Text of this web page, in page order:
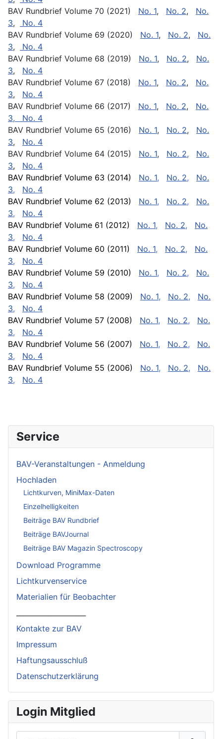
BAV Rundbrief Volume 70 (2021) No. 1, No. 2, No.
3,
No. 4
BAV Rundbrief Volume 69 (2020) No. 1, No. 2, No.
3,
No. 4
BAV Rundbrief Volume 68 (2019) No. 1, No. 2, No.
3, No. 4
BAV Rundbrief Volume 67 (2018) No. 1, No. 2, No.
3, No. 4
BAV Rundbrief Volume 66 (2017) No. 1, No. 2, No.
3, No. 4
BAV Rundbrief Volume 65 (2016) No. 1, No. 2, No.
3, No. 4
BAV Rundbrief Volume 64 (2015) No. 1, No. 2,
No.
3, No. 4
BAV Rundbrief Volume 63 (2014)
No. 1, No. 2, No.
3, No. 4
BAV Rundbrief Volume 62 (2013)
No. 1, No. 2, No.
3, No. 4
BAV Rundbrief Volume 61 (2012)
No. 1, No. 2, No.
3, No. 4
BAV Rundbrief Volume 60 (2011)
No. 1, No. 2, No.
3, No. 4
BAV Rundbrief Volume 59 (2010)
No. 1, No. 2, No.
3, No. 4
BAV Rundbrief Volume 58 (2009)
No. 1, No. 2, No.
3, No. 4
BAV Rundbrief Volume 57 (2008)
No. 1, No. 2, No.
3, No. 4
BAV Rundbrief Volume 56 (2007)
No. 1, No. 2, No.
3, No. 4
BAV Rundbrief Volume 55 (2006)
No. 1, No. 2, No.
3, No. 4
Service
BAV-Veranstaltungen - Anmeldung
Hochladen
Lichtkurven, MiniMax-Daten
Einzelhelligkeiten
Beiträge BAV Rundbrief
Beiträge BAVJournal
Beiträge BAV Magazin Spectroscopy
Download Programme
Lichtkurvenservice
Materialien für Beobachter
Kontakte zur BAV
Impressum
Haftungsausschluß
Datenschutzerklärung
Login Mitglied